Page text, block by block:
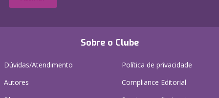
Sobre o Clube
Dúvidas/Atendimento
Autores
Política de privacidade
Compliance Editorial